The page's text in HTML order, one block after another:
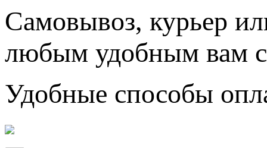
Самовывоз, курьер
любым удобным вам
Удобные способы